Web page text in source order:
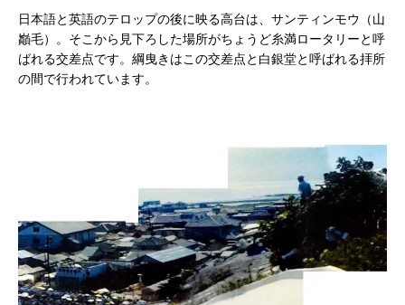
日本語と英語のテロップの後に映る高台は、サンティンモウ（山
巓毛）。そこから見下ろした場所がちょうど糸満ロータリーと呼
ばれる交差点です。綱曳きはこの交差点と白銀堂と呼ばれる拝所
の間で行われています。